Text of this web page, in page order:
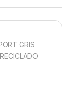
GRIS